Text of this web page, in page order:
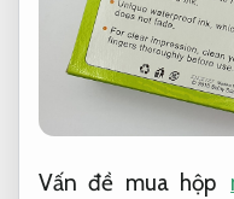
Vấn đề mua hộp